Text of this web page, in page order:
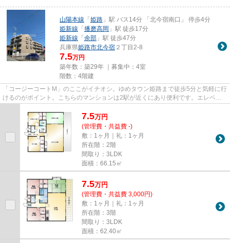
山陽本線 「姫路 」駅 バス14分 「北今宿南口」 停歩4分
姫新線 「播磨高岡 」駅 徒歩17分
姫新線 「余部 」駅 徒歩47分
兵庫県姫路市北今宿 ２丁目2-8
7.5万円
築年数：築29年 ｜募集中： 4室
階数：4階建
「コージーコートM」のここがイチオシ。ゆめタウン姫路まで徒歩5分と気軽に行
けるのがポイント。こちらのマンションは2駅が近くにあり便利です。エレベー
ター付きの物件です。当社スタ...
7.5万円
(管理費・共益費 -)
敷：1ヶ月｜礼：1ヶ月
所在階：2階
間取り：3LDK
面積：66.15㎡
7.5万円
(管理費・共益費 3,000円)
敷：1ヶ月｜礼：1ヶ月
所在階：3階
間取り：3LDK
面積：62.40㎡